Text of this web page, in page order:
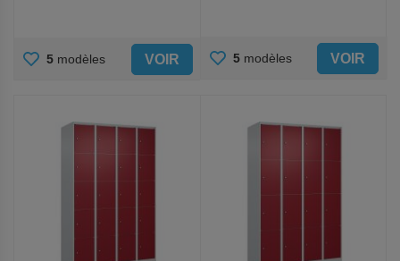
AJOUTER
FAVORIS
5 modèles VOIR AJOUTER
FAVORIS
5 modèles VOIR